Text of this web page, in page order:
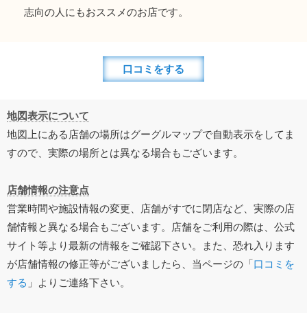
志向の人にもおススメのお店です。
口コミをする
地図表示について
地図上にある店舗の場所はグーグルマップで自動表示をしてま
すので、実際の場所とは異なる場合もございます。
店舗情報の注意点
営業時間や施設情報の変更、店舗がすでに閉店など、実際の店
舗情報と異なる場合もございます。店舗をご利用の際は、公式
サイト等より最新の情報をご確認下さい。また、恐れ入ります
が店舗情報の修正等がございましたら、当ページの「口コミを
する 」よりご連絡下さい。